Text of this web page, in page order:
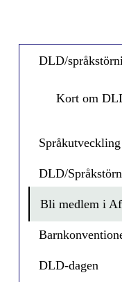
DLD/
Kort om
DLD/
Bli medlem i
DLD-dagen